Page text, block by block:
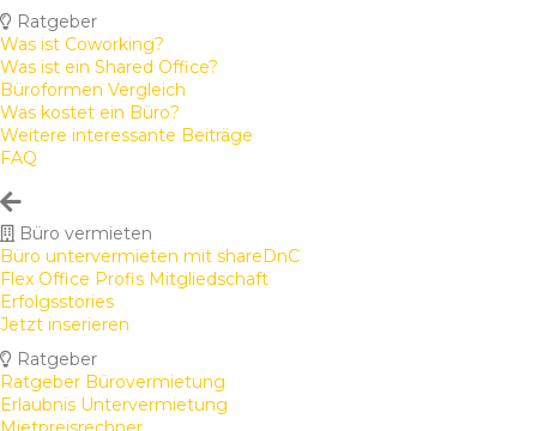
Ratgeber
Was ist Coworking?
Was ist ein Shared Office?
Büroformen Vergleich
Was kostet ein Büro?
Weitere interessante Beiträge
FAQ
Büro vermieten
Büro untervermieten mit shareDnC
Flex Office Profis Mitgliedschaft
Erfolgsstories
Jetzt inserieren
Ratgeber
Ratgeber Bürovermietung
Erlaubnis Untervermietung